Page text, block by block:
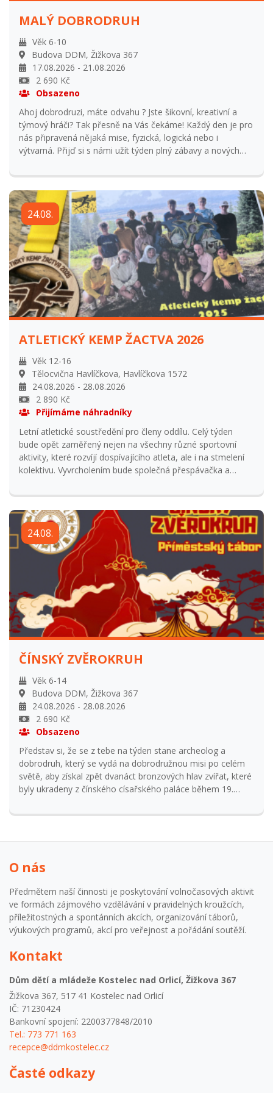
MALÝ DOBRODRUH
Věk 6-10
Budova DDM, Žižkova 367
17.08.2026 - 21.08.2026
2 690 Kč
Obsazeno
Ahoj dobrodruzi, máte odvahu ? Jste šikovní, kreativní a
týmový hráči? Tak přesně na Vás čekáme! Každý den je pro
nás připravená nějaká mise, fyzická, logická nebo i
výtvarná. Přijď si s námi užít týden plný zábavy a nových
Seykorově parku a DDM v Kostelci nad Orlicí. Přihlašování
od 1.1.2026 do 31.5.2026 Přihlášení po uzavření
přihlašování navýšení ceny o 15% z ceny tábora a
odsouhlasení s vedoucím tábora. Storno podmínky: Vratka
95% při odhlášení do 31. května. Vratka 50% při odhlášení
od 31. května do začátku tábora. Vratka 0% při odhlášení
na začátku tábora.
24.08.
ATLETICKÝ KEMP ŽACTVA 2026
Věk 12-16
Tělocvična Havlíčkova, Havlíčkova 1572
24.08.2026 - 28.08.2026
2 890 Kč
Přijímáme náhradníky
Letní atletické soustředění pro členy oddílu. Celý týden
bude opět zaměřený nejen na všechny různé sportovní
aktivity, které rozvíjí dospívajícího atleta, ale i na stmelení
kolektivu. Vyvrcholením bude společná přespávačka a
probíhat denně od 8 do 16 hodin, předposlední den s
přespáním v Trutnově. Těšit se bude stejná sestava
trenérů jako na loňském kempu. Přihlašování od 1.1.2026
do 31.5.2026 Přihlášení po uzavření přihlašování navýšení
ceny o 15% z ceny tábora a odsouhlasení s vedoucím
tábora Storno podmínky: Vratka 95% při odhlášení do 31.
května. Vratka 50% při odhlášení od 31. května do začátku
tábora. Vratka 0% při odhlášení na začátku tábora.
24.08.
ČÍNSKÝ ZVĚROKRUH
Věk 6-14
Budova DDM, Žižkova 367
24.08.2026 - 28.08.2026
2 690 Kč
Obsazeno
Představ si, že se z tebe na týden stane archeolog a
dobrodruh, který se vydá na dobrodružnou misi po celém
světě, aby získal zpět dvanáct bronzových hlav zvířat, které
byly ukradeny z čínského císařského paláce během 19.
čínského zvěrokruhu. Ty a tvůj tým se při pátrání setkávají
pasti nebo komplikace při samotném získávání artefaktů.
a historickými místy… Proto pokud máš rád/a tajemství a
svými kamarády strávit týden, tenhle tábor je přesně pro
tebe. Během tábora bude probíhat celotáborová hra, kde si
procvičíš své znalosti a dovednosti. Budeme hrát spoustu
her. Naučíš se novým i dalším neobyčejným věcem, u
od 8 do 16 hodin v Seykorově parku a DDM v Kostelci nad
uzavření přihlašování navýšení ceny o 15% z ceny tábora a
odsouhlasení s vedoucím tábora. Storno podmínky: Vratka
95% při odhlášení do 31. května. Vratka 50% při odhlášení
od 31. května do začátku tábora. Vratka 0% při odhlášení
na začátku tábora.
O nás
Předmětem naší činnosti je poskytování volnočasových aktivit
ve formách zájmového vzdělávání v pravidelných kroužcích,
příležitostných a spontánních akcích, organizování táborů,
výukových programů, akcí pro veřejnost a pořádání soutěží.
Kontakt
Dům dětí a mládeže Kostelec nad Orlicí, Žižkova 367
Žižkova 367, 517 41 Kostelec nad Orlicí
IČ: 71230424
Bankovní spojení: 2200377848/2010
Tel.: 773 771 163
recepce@ddmkostelec.cz
Časté odkazy